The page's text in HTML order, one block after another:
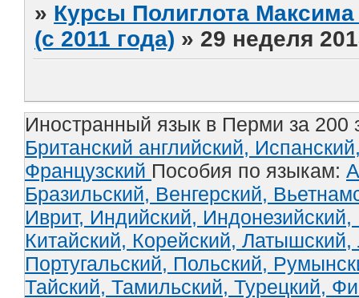
» Курсы Полиглота
(с 2011 года) » 29 неделя
Иностранный язык в Перми за 200
Британский английский,
Французский Пособия по языкам:
Бразильский, Венгерский,
Иврит, Индийский, Индонезийский,
Китайский, Корейский, Латышский,
Португальский, Польский,
Тайский, Тамильский, Турецкий,